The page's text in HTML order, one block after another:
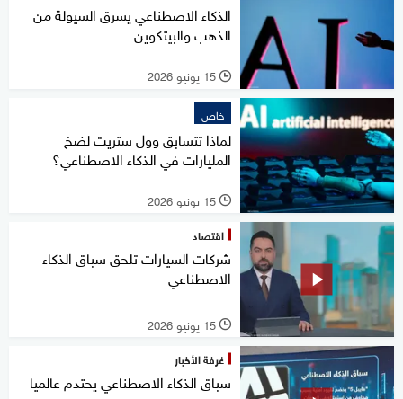
الذكاء الاصطناعي يسرق السيولة من
الذهب والبيتكوين
l 15 يونيو 2026
خاص
لماذا تتسابق وول ستريت لضخ
المليارات في الذكاء الاصطناعي؟
l 15 يونيو 2026
اقتصاد
شركات السيارات تلحق سباق الذكاء
الاصطناعي
l 15 يونيو 2026
غرفة الأخبار
سباق الذكاء الاصطناعي يحتدم عالميا